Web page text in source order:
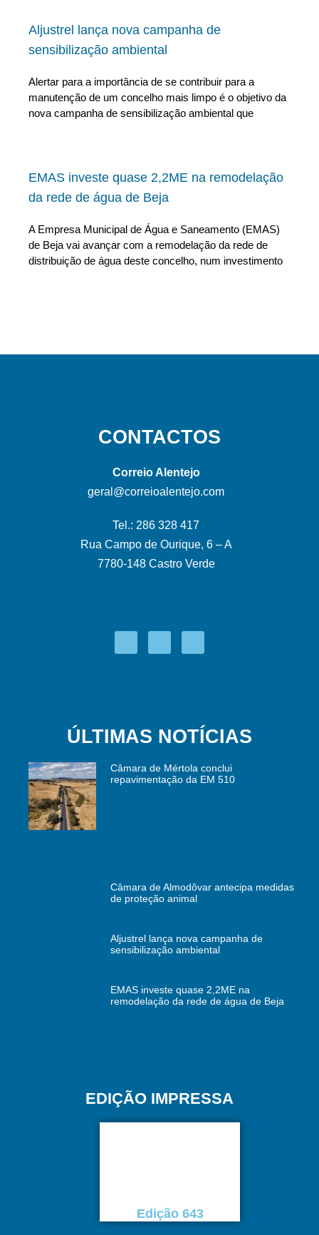
Aljustrel lança nova campanha de
sensibilização ambiental
Alertar para a importância de se contribuir para a
manutenção de um concelho mais limpo é o objetivo da
nova campanha de sensibilização ambiental que
EMAS investe quase 2,2ME na remodelação
da rede de água de Beja
A Empresa Municipal de Água e Saneamento (EMAS)
de Beja vai avançar com a remodelação da rede de
distribuição de água deste concelho, num investimento
CONTACTOS
Correio Alentejo
geral@correioalentejo.com
Tel.: 286 328 417
Rua Campo de Ourique, 6 – A
7780-148 Castro Verde
ÚLTIMAS NOTÍCIAS
Câmara de Mértola conclui
repavimentação da EM 510
Câmara de Almodôvar antecipa medidas
de proteção animal
Aljustrel lança nova campanha de
sensibilização ambiental
EMAS investe quase 2,2ME na
remodelação da rede de água de Beja
EDIÇÃO IMPRESSA
Edição 643